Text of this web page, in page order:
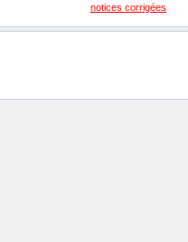
notices corrigées